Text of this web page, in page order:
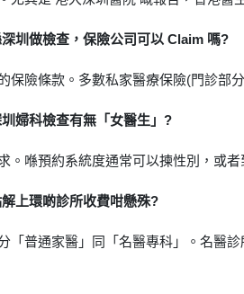
圳做檢查，保險公司可以 Claim 嗎?
保險條款。多數私家醫療保險(門診部
婦科檢查有無「女醫生」?
。喺預約系統度通常可以揀性別，或
上環啲診所收費咁懸殊?
「普通家醫」同「名醫專科」。名醫